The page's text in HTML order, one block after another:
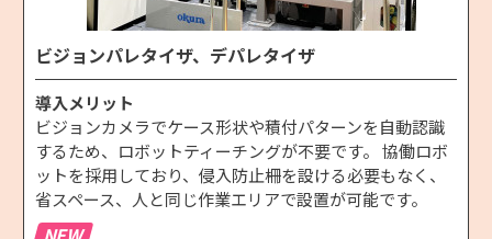
ビジョンパレタイザ、デパレタイザ
導入メリット
ビジョンカメラでケース形状や積付パターンを自動認識
するため、ロボットティーチングが不要です。 協働ロボ
ットを採用しており、侵入防止柵を設ける必要もなく、
省スペース、人と同じ作業エリアで設置が可能です。